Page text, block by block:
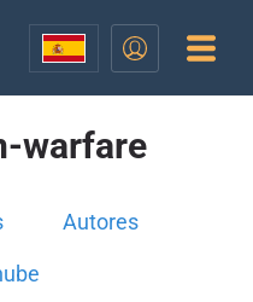
warfare
Autores